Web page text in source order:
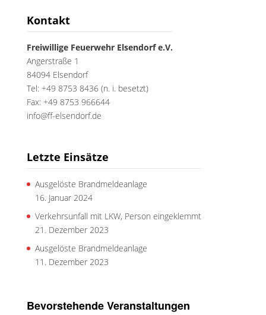
Kontakt
Freiwillige Feuerwehr Elsendorf e.V.
Angerstraße 1
84094 Elsendorf
Tel: +49 8753 8436 (n. i. besetzt)
Fax: +49 8753 966644
info@ff-elsendorf.de
Letzte Einsätze
Ausgelöste Brandmeldeanlage
16. Januar 2024
Verkehrsunfall mit LKW, Person eingeklemmt
21. Dezember 2023
Ausgelöste Brandmeldeanlage
11. Dezember 2023
Bevorstehende Veranstaltungen